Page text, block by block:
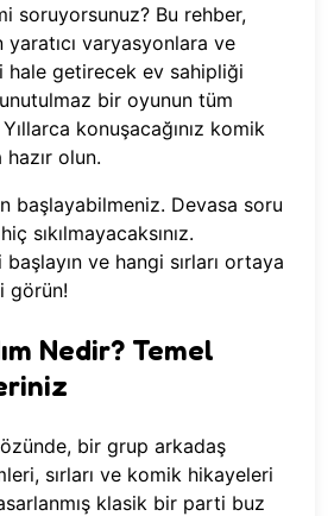
soruyorsunuz? Bu rehber,
varyasyonlara ve
hale getirecek ev sahipliği
bir oyunun tüm
Yıllarca konuşacağınız komik
olun.
başlayabilmeniz. Devasa soru
sıkılmayacaksınız.
ve hangi sırları ortaya
görün!
Nedir? Temel
bir grup arkadaş
sırları ve komik hikayeleri
klasik bir parti buz